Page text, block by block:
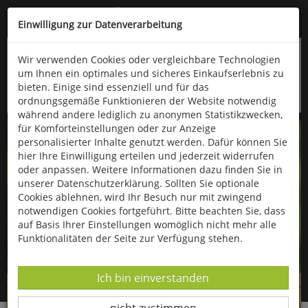
Kompletten Head der Seite überspringen
oder (06766) 9323-960
Kataloge entdecken ...
Einwilligung zur Datenverarbeitung
Wir verwenden Cookies oder vergleichbare Technologien
um Ihnen ein optimales und sicheres Einkaufserlebnis zu
bieten. Einige sind essenziell und für das
ordnungsgemäße Funktionieren der Website notwendig
während andere lediglich zu anonymen Statistikzwecken,
für Komforteinstellungen oder zur Anzeige
personalisierter Inhalte genutzt werden. Dafür können Sie
hier Ihre Einwilligung erteilen und jederzeit widerrufen
oder anpassen. Weitere Informationen dazu finden Sie in
unserer Datenschutzerklärung. Sollten Sie optionale
Cookies ablehnen, wird Ihr Besuch nur mit zwingend
notwendigen Cookies fortgeführt. Bitte beachten Sie, dass
auf Basis Ihrer Einstellungen womöglich nicht mehr alle
Funktionalitäten der Seite zur Verfügung stehen.
Datenverarbeitung -
Ich bin einverstanden